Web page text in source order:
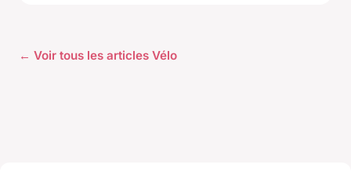
← Voir tous les articles Vélo